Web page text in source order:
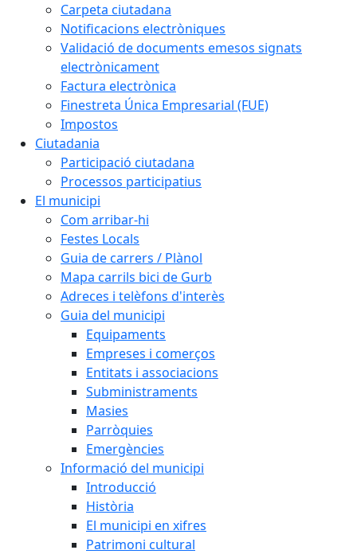
Carpeta ciutadana
Notificacions electròniques
Validació de documents emesos signats
electrònicament
Factura electrònica
Finestreta Única Empresarial (FUE)
Impostos
Ciutadania
Participació ciutadana
Processos participatius
El municipi
Com arribar-hi
Festes Locals
Guia de carrers / Plànol
Mapa carrils bici de Gurb
Adreces i telèfons d'interès
Guia del municipi
Equipaments
Empreses i comerços
Entitats i associacions
Subministraments
Masies
Parròquies
Emergències
Informació del municipi
Introducció
Història
El municipi en xifres
Patrimoni cultural